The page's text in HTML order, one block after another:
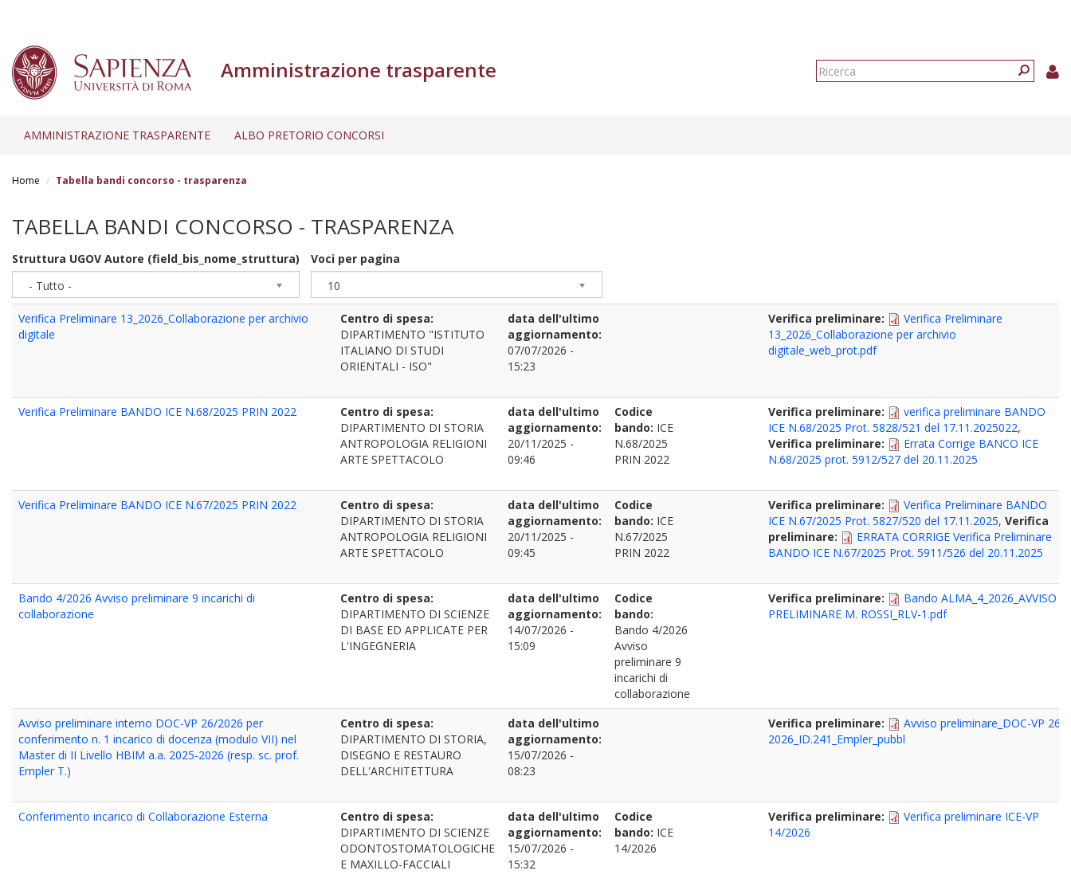
Amministrazione trasparente
Form
AMMINISTRAZIONE TRASPARENTE ALBO PRETORIO CONCORSI
Home Tabella bandi concorso - trasparenza
TABELLA BANDI CONCORSO - TRASPARENZA
Struttura UGOV Autore (field_bis_nome_struttura)
- Tutto -
Voci per pagina
10
Verifica Preliminare 13_2026_Collaborazione per archivio
digitale
Centro di spesa:
DIPARTIMENTO "ISTITUTO
ITALIANO DI STUDI
ORIENTALI - ISO"
data dell'ultimo
aggiornamento:
07/07/2026 -
15:23
Verifica preliminare:
Verifica Preliminare
13_2026_Collaborazione per archivio
digitale_web_prot.pdf
Verifica Preliminare BANDO ICE N.68/2025 PRIN 2022
Centro di spesa:
DIPARTIMENTO DI STORIA
ANTROPOLOGIA RELIGIONI
ARTE SPETTACOLO
data dell'ultimo
aggiornamento:
20/11/2025 -
09:46
Codice
bando: ICE
N.68/2025
PRIN 2022
Verifica preliminare:
verifica preliminare BANDO
ICE N.68/2025 Prot. 5828/521 del 17.11.2025022,
Verifica preliminare:
Errata Corrige BANCO ICE
N.68/2025 prot. 5912/527 del 20.11.2025
Verifica Preliminare BANDO ICE N.67/2025 PRIN 2022
Centro di spesa:
DIPARTIMENTO DI STORIA
ANTROPOLOGIA RELIGIONI
ARTE SPETTACOLO
data dell'ultimo
aggiornamento:
20/11/2025 -
09:45
Codice
bando: ICE
N.67/2025
PRIN 2022
Verifica preliminare:
Verifica Preliminare BANDO
ICE N.67/2025 Prot. 5827/520 del 17.11.2025, Verifica
preliminare:
ERRATA CORRIGE Verifica Preliminare
BANDO ICE N.67/2025 Prot. 5911/526 del 20.11.2025
Bando 4/2026 Avviso preliminare 9 incarichi di
collaborazione
Centro di spesa:
DIPARTIMENTO DI SCIENZE
DI BASE ED APPLICATE PER
L'INGEGNERIA
data dell'ultimo
aggiornamento:
14/07/2026 -
15:09
Codice
bando:
Bando 4/2026
Avviso
preliminare 9
incarichi di
collaborazione
Verifica preliminare:
Bando ALMA_4_2026_AVVISO
PRELIMINARE M. ROSSI_RLV-1.pdf
Avviso preliminare interno DOC-VP 26/2026 per
conferimento n. 1 incarico di docenza (modulo VII) nel
Master di II Livello HBIM a.a. 2025-2026 (resp. sc. prof.
Empler T.)
Centro di spesa:
DIPARTIMENTO DI STORIA,
DISEGNO E RESTAURO
DELL'ARCHITETTURA
data dell'ultimo
aggiornamento:
15/07/2026 -
08:23
Verifica preliminare:
Avviso preliminare_DOC-VP 26-
2026_ID.241_Empler_pubbl
Conferimento incarico di Collaborazione Esterna
Centro di spesa:
DIPARTIMENTO DI SCIENZE
ODONTOSTOMATOLOGICHE
E MAXILLO-FACCIALI
data dell'ultimo
aggiornamento:
15/07/2026 -
15:32
Codice
bando: ICE
14/2026
Verifica preliminare:
Verifica preliminare ICE-VP
14/2026